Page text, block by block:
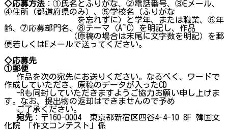
◇応募方法 ：①氏名とふりがな、②電話番号、③Eメール、
④住所（都道府県のみ）、⑤学校名（ふりがな
を忘れずに）と学年、または職業、⑥年
齢、⑦応募部門名、⑧テーマ（A~C）を明記し、作品
（原稿の場合は末尾に文字数を明記）を郵
便若しくはEメールで送ってください。
◇応募先
①郵便
作品を次の宛先にお送りください。なるべく、ワードで
作成していただき、原稿のデータが入ったCD
-Rも同封していただきますようご協力お願い申し上げま
す。なお、提出物の返却はできませんので予め
ご了承ください。
宛先 ：〒160-0004 東京都新宿区四谷4-4-10 8F 韓国文
化院 「作文コンテスト」係